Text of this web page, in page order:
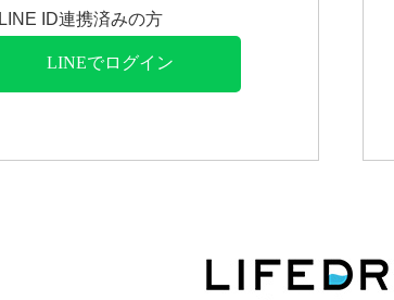
LINE ID連携済みの方
LINEでログイン